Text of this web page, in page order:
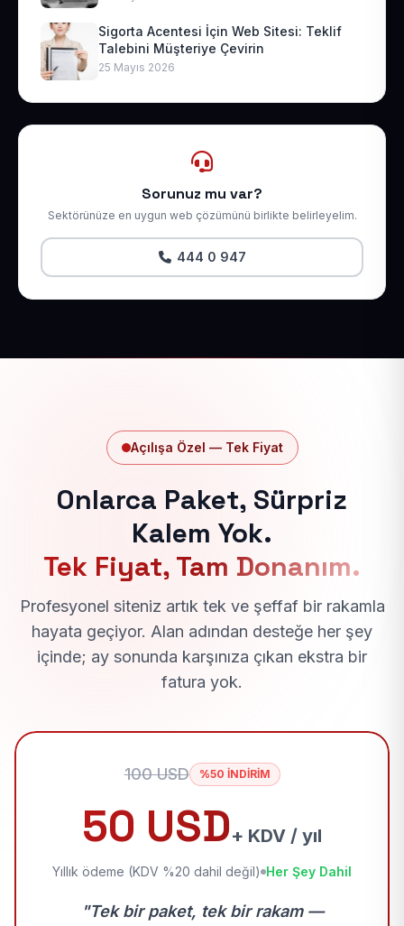
Sigorta Acentesi İçin Web Sitesi: Teklif
Talebini Müşteriye Çevirin
25 Mayıs 2026
Sorunuz mu var?
Sektörünüze en uygun web çözümünü birlikte belirleyelim.
444 0 947
Açılışa Özel — Tek Fiyat
Onlarca Paket, Sürpriz
Kalem Yok.
Tek Fiyat, Tam Donanım.
Profesyonel siteniz artık tek ve şeffaf bir rakamla
hayata geçiyor. Alan adından desteğe her şey
içinde; ay sonunda karşınıza çıkan ekstra bir
fatura yok.
100 USD %50 İNDİRİM
50 USD+ KDV / yıl
Yıllık ödeme (KDV %20 dahil değil) Her Şey Dahil
"Tek bir paket, tek bir rakam —